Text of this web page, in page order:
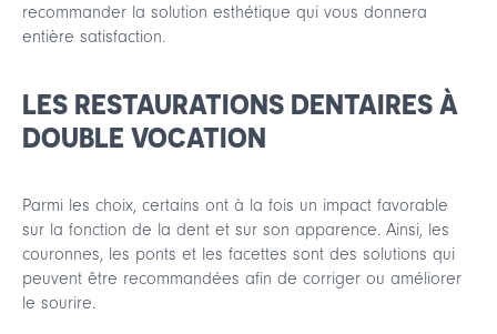
recommander la solution esthétique qui vous donnera
entière satisfaction.
LES RESTAURATIONS DENTAIRES À
DOUBLE VOCATION
Parmi les choix, certains ont à la fois un impact favorable
sur la fonction de la dent et sur son apparence. Ainsi, les
couronnes, les ponts et les facettes sont des solutions qui
peuvent être recommandées afin de corriger ou améliorer
le sourire.